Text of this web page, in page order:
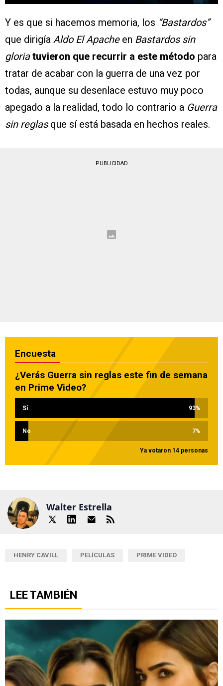
Y es que si hacemos memoria, los “Bastardos”
que dirigía Aldo El Apacheen Bastardos sin
gloria tuvieron que recurrir a este método para
tratar de acabar con la guerra de una vez por
todas, aunque su desenlace estuvo muy poco
apegado a la realidad, todo lo contrario a Guerra
sin reglasque sí está basada en hechos reales.
PUBLICIDAD
Encuesta
¿Verás Guerra sin reglas este fin de semana
en Prime Video?
Sí 93%
No 7%
Ya votaron 14 personas
Walter Estrella
HENRY CAVILL PELÍCULAS PRIME VIDEO
LEE TAMBIÉN